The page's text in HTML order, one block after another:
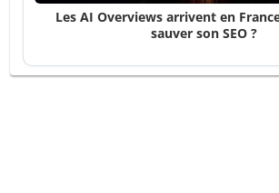
Les AI Overviews arrivent en
sauver son SEO ?